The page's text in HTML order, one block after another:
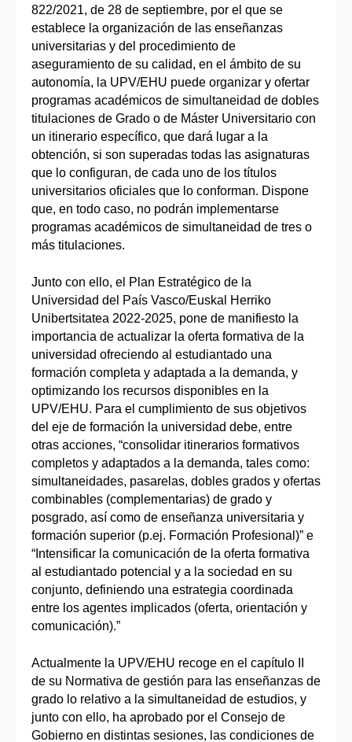
822/2021, de 28 de septiembre, por el que se
establece la organización de las enseñanzas
universitarias y del procedimiento de
aseguramiento de su calidad, en el ámbito de su
autonomía, la UPV/EHU puede organizar y ofertar
programas académicos de simultaneidad de dobles
titulaciones de Grado o de Máster Universitario con
un itinerario específico, que dará lugar a la
obtención, si son superadas todas las asignaturas
que lo configuran, de cada uno de los títulos
universitarios oficiales que lo conforman. Dispone
que, en todo caso, no podrán implementarse
programas académicos de simultaneidad de tres o
más titulaciones.
Junto con ello, el Plan Estratégico de la
Universidad del País Vasco/Euskal Herriko
Unibertsitatea 2022-2025, pone de manifiesto la
importancia de actualizar la oferta formativa de la
universidad ofreciendo al estudiantado una
formación completa y adaptada a la demanda, y
optimizando los recursos disponibles en la
UPV/EHU. Para el cumplimiento de sus objetivos
del eje de formación la universidad debe, entre
otras acciones, “consolidar itinerarios formativos
completos y adaptados a la demanda, tales como:
simultaneidades, pasarelas, dobles grados y ofertas
combinables (complementarias) de grado y
posgrado, así como de enseñanza universitaria y
formación superior (p.ej. Formación Profesional)” e
“Intensificar la comunicación de la oferta formativa
al estudiantado potencial y a la sociedad en su
conjunto, definiendo una estrategia coordinada
entre los agentes implicados (oferta, orientación y
comunicación).”
Actualmente la UPV/EHU recoge en el capítulo II
de su Normativa de gestión para las enseñanzas de
grado lo relativo a la simultaneidad de estudios, y
junto con ello, ha aprobado por el Consejo de
Gobierno en distintas sesiones, las condiciones de